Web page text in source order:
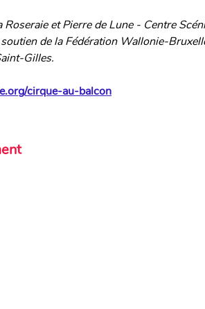
et Pierre de Lune - Centre
de la Fédération Wallonie-
Gilles.
cirque-au-balcon